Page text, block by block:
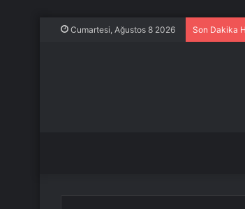
Cumartesi, Ağustos 8 2026 Son Dakika